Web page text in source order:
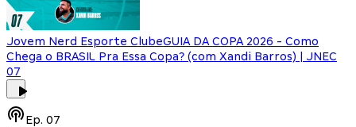
Jovem Nerd Esporte ClubeGUIA DA COPA 2026 - Como
Chega o BRASIL Pra Essa Copa? (com Xandi Barros) | JNEC
07
Ep. 07